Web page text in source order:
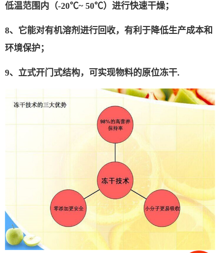
低温范围内（-20℃~ 50℃）进行快速干燥；
8、 它能对有机溶剂进行回收，有利于降低生产成本和
环境保护；
9、 立式开门式结构，可实现物料的原位冻干.